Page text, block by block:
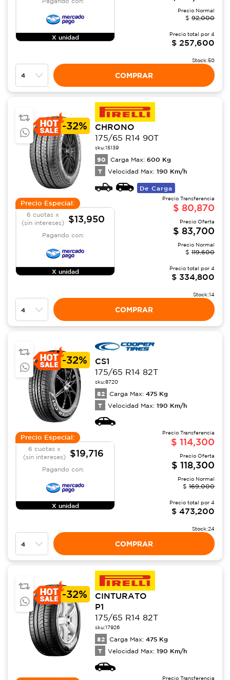
X unidad
Precio Normal
$ 92,000
Precio total por 4
$ 257,600
Stock:50
COMPRAR
-32%
CHRONO
175/65 R14 90T
sku:15139
90 Carga Max: 600 Kg
T Velocidad Max: 190 Km/h
De Carga
Precio Especial:
6 cuotas x
(sin intereses)
$13,950
Pagando con:
X unidad
Precio Transferencia
$ 80,870
Precio Oferta
$ 83,700
Precio Normal
$ 119,600
Precio total por 4
$ 334,800
Stock:14
COMPRAR
-32%
CS1
175/65 R14 82T
sku:8720
82 Carga Max: 475 Kg
T Velocidad Max: 190 Km/h
Precio Especial:
6 cuotas x
(sin intereses)
$19,716
Pagando con:
X unidad
Precio Transferencia
$ 114,300
Precio Oferta
$ 118,300
Precio Normal
$ 169,000
Precio total por 4
$ 473,200
Stock:24
COMPRAR
-32%
CINTURATO
P1
175/65 R14 82T
sku:17926
82 Carga Max: 475 Kg
T Velocidad Max: 190 Km/h
Precio Transferencia